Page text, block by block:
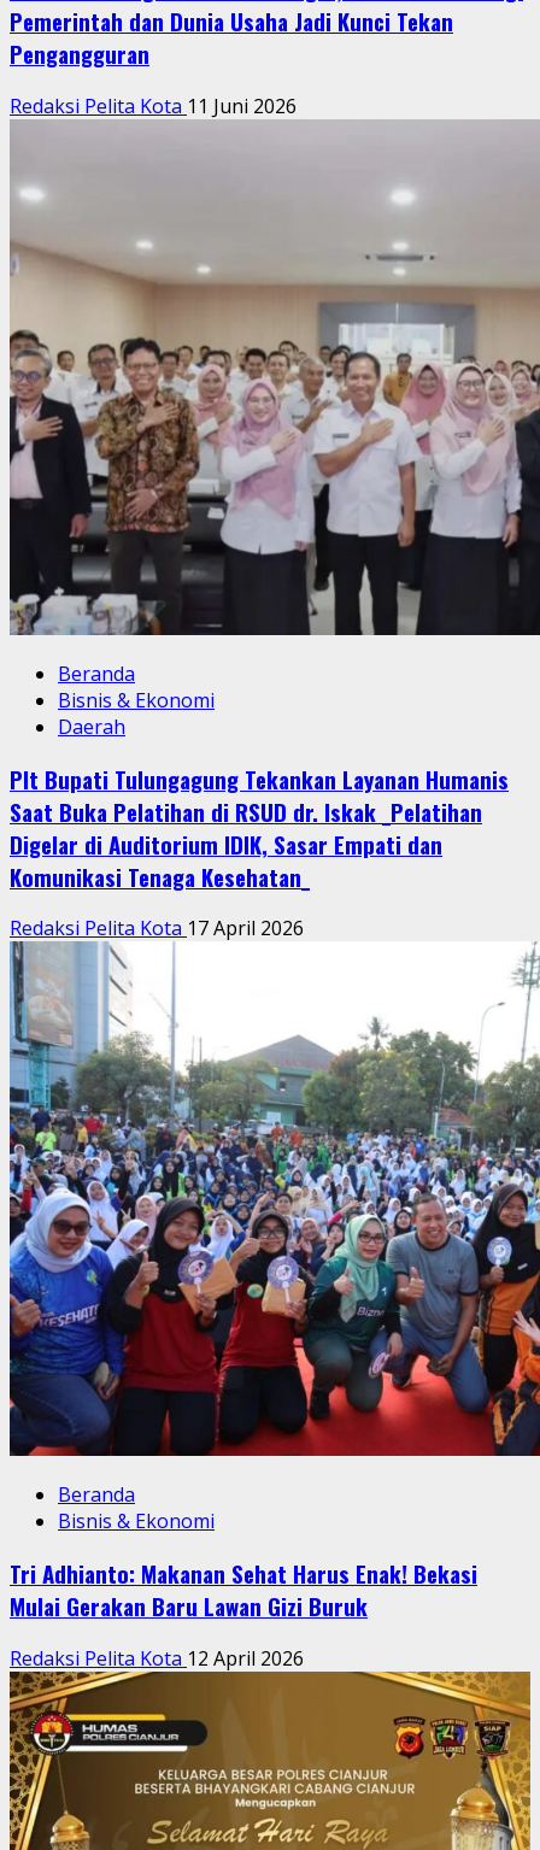
Pemerintah dan Dunia Usaha Jadi Kunci Tekan
Pengangguran
Redaksi Pelita Kota 11 Juni 2026
Beranda
Bisnis & Ekonomi
Daerah
Plt Bupati Tulungagung Tekankan Layanan Humanis
Saat Buka Pelatihan di RSUD dr. Iskak _Pelatihan
Digelar di Auditorium IDIK, Sasar Empati dan
Komunikasi Tenaga Kesehatan_
Redaksi Pelita Kota 17 April 2026
Beranda
Bisnis & Ekonomi
Tri Adhianto: Makanan Sehat Harus Enak! Bekasi
Mulai Gerakan Baru Lawan Gizi Buruk
Redaksi Pelita Kota 12 April 2026